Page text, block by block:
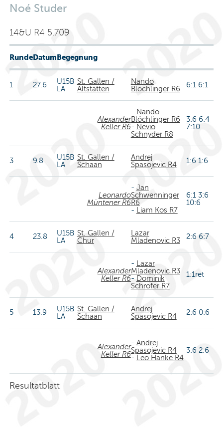
Noé Studer
14&U R4 5.709
RundeDatumBegegnung
1 27.6
U15B
LA
St. Gallen /
Altstätten
Nando
Blöchlinger R6
6:1 6:1
Alexander
Keller R6
- Nando
Blöchlinger R6
- Nevio
Schnyder R8
3:6 6:4
7:10
3 9.8
U15B
LA
St. Gallen /
Schaan
Andrej
Spasojevic R4
1:6 1:6
Leonardo
Müntener R6
- Jan
Schwenninger
R6
-
Liam Kos R7
6:1 3:6
10:6
4 23.8
U15B
LA
St. Gallen /
Chur
Lazar
Mladenovic R3
2:6 6:7
Alexander
Keller R6
-
Lazar
Mladenovic R3
- Dominik
Schrofer R7
1:1ret
5 13.9
U15B
LA
St. Gallen /
Schaan
Andrej
Spasojevic R4
2:6 0:6
Alexander
Keller R6
- Andrej
Spasojevic R4
-
Leo Hanke R4
3:6 2:6
Resultatblatt